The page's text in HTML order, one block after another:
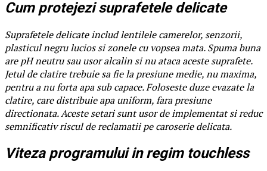
Cum protejezi suprafetele delicate
Suprafetele delicate includ lentilele camerelor, senzorii,
plasticul negru lucios si zonele cu vopsea mata. Spuma buna
are pH neutru sau usor alcalin si nu ataca aceste suprafete.
Jetul de clatire trebuie sa fie la presiune medie, nu maxima,
pentru a nu forta apa sub capace. Foloseste duze evazate la
clatire, care distribuie apa uniform, fara presiune
directionata. Aceste setari sunt usor de implementat si reduc
semnificativ riscul de reclamatii pe caroserie delicata.
Viteza programului in regim touchless